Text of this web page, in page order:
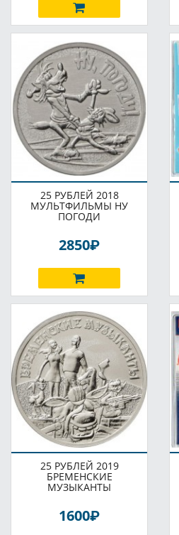
25 РУБЛЕЙ 2018
МУЛЬТФИЛЬМЫ НУ
ПОГОДИ
2850P
25 РУБЛЕЙ 2019
БРЕМЕНСКИЕ
МУЗЫКАНТЫ
1600P